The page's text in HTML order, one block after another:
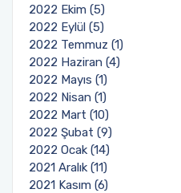
2022 Ekim (5)
2022 Eylül (5)
2022 Temmuz (1)
2022 Haziran (4)
2022 Mayıs (1)
2022 Nisan (1)
2022 Mart (10)
2022 Şubat (9)
2022 Ocak (14)
2021 Aralık (11)
2021 Kasım (6)